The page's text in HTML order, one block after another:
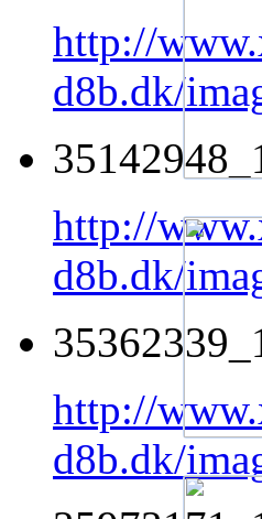
http://
d8b.dk/
http://
d8b.dk/
http://
d8b.dk/